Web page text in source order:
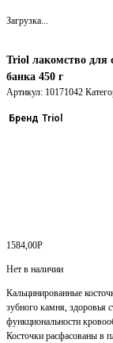
Загрузка...
Triol лакомство для
банка 450 г
Артикул: 10171042
Бренд Triol
1584,00Р
Нет в наличии
Кальцинированные
зубного камня, здоровья
функциональности
Косточки расфасованы в